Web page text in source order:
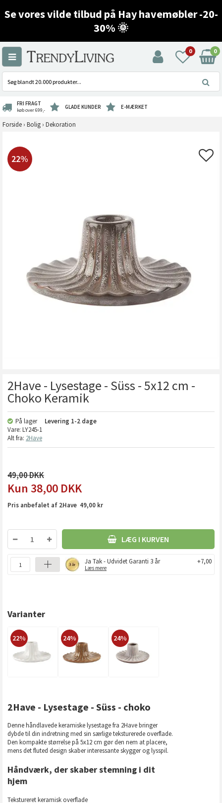
Se vores vilde tilbud på Hay havemøbler -20-
30% 🌞
0 0
FRI FRAGT
køb over 699,- GLADE KUNDER E-MÆRKET
Forside › Bolig › Dekoration
22%
2Have - Lysestage - Süss - 5x12 cm -
Choko Keramik
På lager Levering 1-2 dage
Vare: LY245-1
Alt fra: 2Have
49,00
38,00 DKK
Pris anbefalet af 2Have 49,00 kr
LÆG I KURVEN
Ja Tak - Udvidet Garanti 3 år
Læs mere
+7,00
Varianter
22% 24% 24%
2Have - Lysestage - Süss - choko
Denne håndlavede keramiske lysestage fra 2Have bringer
dybde til din indretning med sin særlige teksturerede overflade.
Den kompakte størrelse på 5x12 cm gør den nem at placere,
mens det fluted design skaber interessante skygger og lysspil.
Håndværk, der skaber stemning i dit
hjem
Tekstureret keramisk overflade